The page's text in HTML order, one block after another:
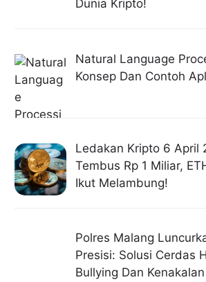
Dunia Kripto!
Natural Language
Konsep Dan Contoh
Ledakan Kripto 6 April
Tembus Rp 1 Miliar,
Ikut Melambung!
Polres Malang
Presisi: Solusi Cerdas
Bullying Dan